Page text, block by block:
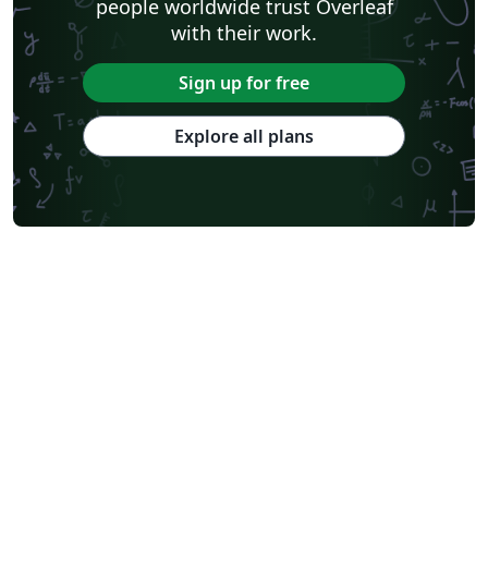
people worldwide trust Overleaf
with their work.
Sign up for free
Explore all plans